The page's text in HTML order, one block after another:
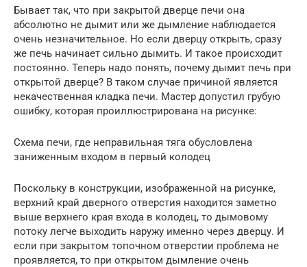
Бывает так, что при закрытой дверце печи она
абсолютно не дымит или же дымление наблюдается
очень незначительное. Но если дверцу открыть, сразу
же печь начинает сильно дымить. И такое происходит
постоянно. Теперь надо понять, почему дымит печь при
открытой дверце? В таком случае причиной является
некачественная кладка печи. Мастер допустил грубую
ошибку, которая проиллюстрирована на рисунке:
Схема печи, где неправильная тяга обусловлена
заниженным входом в первый колодец
Поскольку в конструкции, изображенной на рисунке,
верхний край дверного отверстия находится заметно
выше верхнего края входа в колодец, то дымовому
потоку легче выходить наружу именно через дверцу. И
если при закрытом топочном отверстии проблема не
проявляется, то при открытом дымление очень